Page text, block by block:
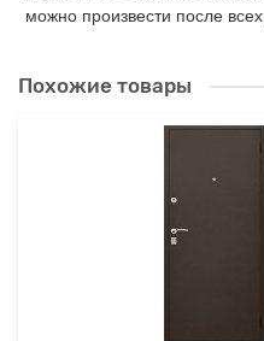
можно произвести после
Похожие товары